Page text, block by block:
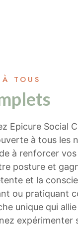
TOUS
Epicure Social
à tous les
à renforcer
posture et
et la
ou pratiquant
unique qui
expérimenter